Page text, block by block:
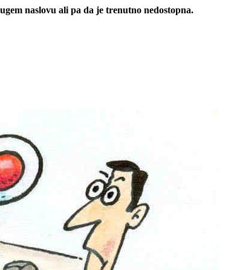
naslovu ali pa da je trenutno nedostopna.